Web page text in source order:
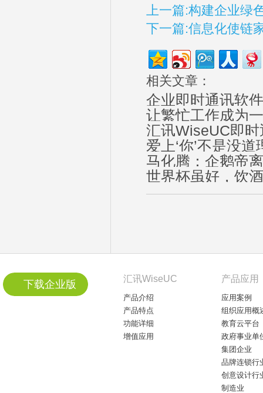
上一篇:构建企业绿
下一篇:信息化使链
相关文章：
企业即时通讯软
让繁忙工作成为
汇讯WiseUC即
爱上‘你’不是没
马化腾：企鹅帝
世界杯虽好，饮
下载企业版 汇讯WiseUC
产品介绍
产品特点
功能详细
增值应用
产品应用
应用案例
组织应用概
教育云平台
政府事业单
集团企业
品牌连锁行
创意设计行
制造业